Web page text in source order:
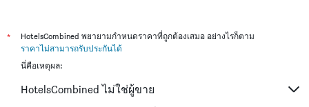
*
HotelsCombined พยายามกำหนดราคาที่ถูกต้องเสมอ อย่างไรก็ตาม
ราคาไม่สามารถรับประกันได้
นี่คือเหตุผล:
HotelsCombined ไม่ใช่ผู้ขาย